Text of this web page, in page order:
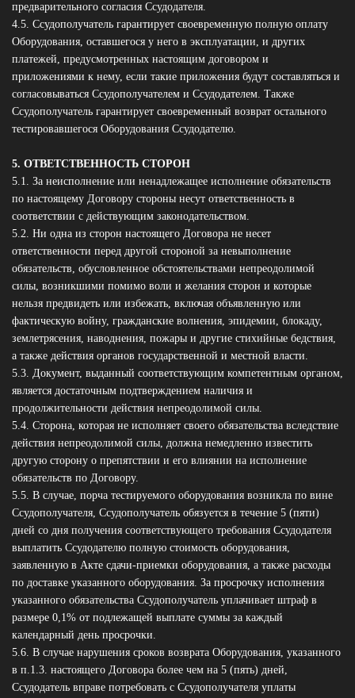
предварительного согласия Ссудодателя.
4.5. Ссудополучатель гарантирует своевременную полную оплату
Оборудования, оставшегося у него в эксплуатации, и других
платежей, предусмотренных настоящим договором и
приложениями к нему, если такие приложения будут составляться и
согласовываться Ссудополучателем и Ссудодателем. Также
Ссудополучатель гарантирует своевременный возврат остального
тестировавшегося Оборудования Ссудодателю.
5. ОТВЕТСТВЕННОСТЬ СТОРОН
5.1. За неисполнение или ненадлежащее исполнение обязательств
по настоящему Договору стороны несут ответственность в
соответствии с действующим законодательством.
5.2. Ни одна из сторон настоящего Договора не несет
ответственности перед другой стороной за невыполнение
обязательств, обусловленное обстоятельствами непреодолимой
силы, возникшими помимо воли и желания сторон и которые
нельзя предвидеть или избежать, включая объявленную или
фактическую войну, гражданские волнения, эпидемии, блокаду,
землетрясения, наводнения, пожары и другие стихийные бедствия,
а также действия органов государственной и местной власти.
5.3. Документ, выданный соответствующим компетентным органом,
является достаточным подтверждением наличия и
продолжительности действия непреодолимой силы.
5.4. Сторона, которая не исполняет своего обязательства вследствие
действия непреодолимой силы, должна немедленно известить
другую сторону о препятствии и его влиянии на исполнение
обязательств по Договору.
5.5. В случае, порча тестируемого оборудования возникла по вине
Ссудополучателя, Ссудополучатель обязуется в течение 5 (пяти)
дней со дня получения соответствующего требования Ссудодателя
выплатить Ссудодателю полную стоимость оборудования,
заявленную в Акте сдачи-приемки оборудования, а также расходы
по доставке указанного оборудования. За просрочку исполнения
указанного обязательства Ссудополучатель уплачивает штраф в
размере 0,1% от подлежащей выплате суммы за каждый
календарный день просрочки.
5.6. В случае нарушения сроков возврата Оборудования, указанного
в п.1.3. настоящего Договора более чем на 5 (пять) дней,
Ссудодатель вправе потребовать с Ссудополучателя уплаты